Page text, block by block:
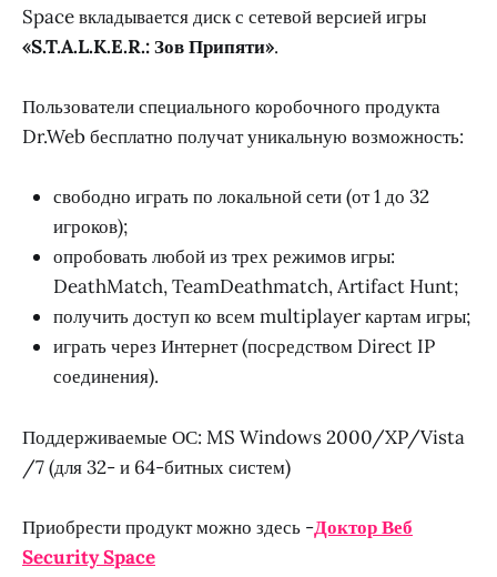
Space вкладывается диск с сетевой версией игры
«S.T.A.L.K.E.R.: Зов Припяти».
Пользователи специального коробочного продукта
Dr.Web бесплатно получат уникальную возможность:
свободно играть по локальной сети (от 1 до 32
игроков);
опробовать любой из трех режимов игры:
DeathMatch, TeamDeathmatch, Artifact Hunt;
получить доступ ко всем multiplayer картам игры;
играть через Интернет (посредством Direct IP
соединения).
Поддерживаемые ОС: MS Windows 2000/XP/Vista
/7 (для 32- и 64-битных систем)
Приобрести продукт можно здесь -Доктор Веб
Security Space